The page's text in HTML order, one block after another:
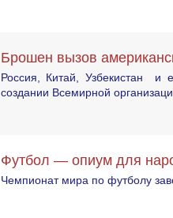
Брошен вызов
Россия, Китай, Узбекистан и
создании Всемирной
Футбол — опиум для
Чемпионат мира по футболу